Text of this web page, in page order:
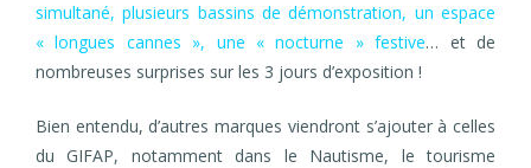
simultané, plusieurs bassins de démonstration, un espace
« longues cannes », une « nocturne » festive… et de
nombreuses surprises sur les 3 jours d’exposition !
Bien entendu, d’autres marques viendront s’ajouter à celles
du GIFAP, notamment dans le Nautisme, le tourisme